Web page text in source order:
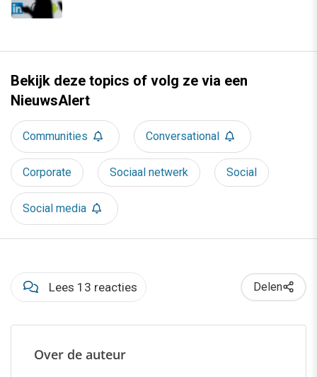
Bekijk deze topics of volg ze via een
NieuwsAlert
Communities Conversational
Corporate Sociaal netwerk Social
Social media
Lees 13 reacties Delen
Over de auteur